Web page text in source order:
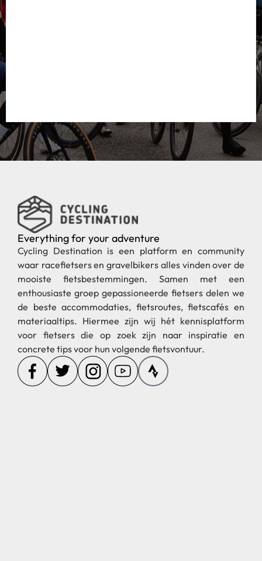
Everything for your adventure
Cycling Destination is een platform en community
waar racefietsers en gravelbikers alles vinden over de
mooiste fietsbestemmingen. Samen met een
enthousiaste groep gepassioneerde fietsers delen we
de beste accommodaties, fietsroutes, fietscafés en
materiaaltips. Hiermee zijn wij hét kennisplatform
voor fietsers die op zoek zijn naar inspiratie en
concrete tips voor hun volgende fietsvontuur.